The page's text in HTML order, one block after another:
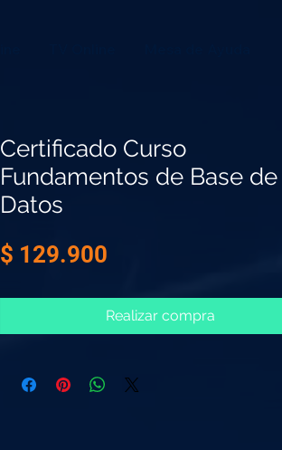
Certificado Curso
Fundamentos de Base de
Datos
$ 129.900
Realizar compra